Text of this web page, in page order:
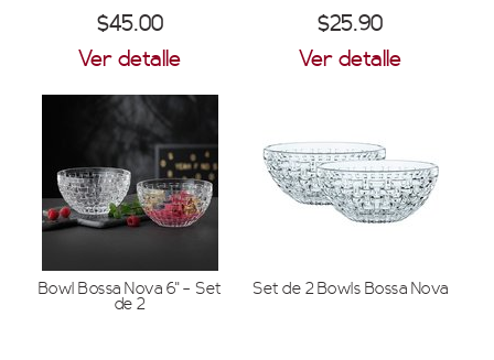
$45.00
Ver detalle
$25.90
Ver detalle
Bowl Bossa Nova 6" - Set
de 2
Set de 2 Bowls Bossa Nova